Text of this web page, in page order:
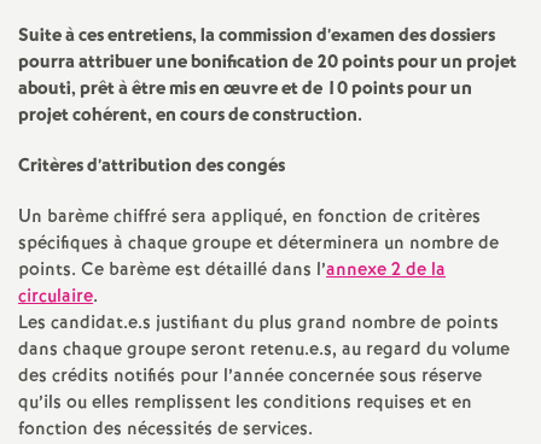
Suite à ces entretiens, la commission d’examen des dossiers
pourra attribuer une bonification de 20 points pour un projet
abouti, prêt à être mis en œuvre et de 10 points pour un
projet cohérent, en cours de construction.
Critères d’attribution des congés
Un barème chiffré sera appliqué, en fonction de critères
spécifiques à chaque groupe et déterminera un nombre de
points. Ce barème est détaillé dans l’annexe 2 de la
circulaire.
Les candidat.e.s justifiant du plus grand nombre de points
dans chaque groupe seront retenu.e.s, au regard du volume
des crédits notifiés pour l’année concernée sous réserve
qu’ils ou elles remplissent les conditions requises et en
fonction des nécessités de services.